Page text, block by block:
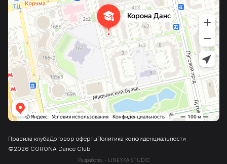
Правила клубаДоговор офертыПолитика конфиденциальности
©2026 CORONA Dance Club
Разработка - LINEYKA.STUDIO